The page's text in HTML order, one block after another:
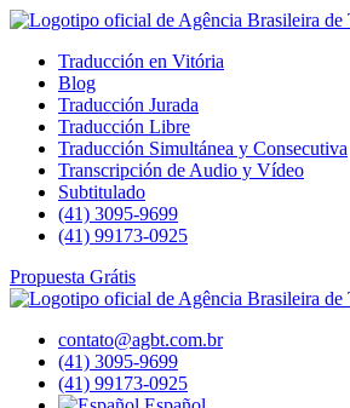
Traducción en Vitória
Blog
Traducción Jurada
Traducción Libre
Traducción Simultánea y Consecutiva
Transcripción de Audio y Vídeo
Subtitulado
(41) 3095-9699
(41) 99173-0925
Propuesta Grátis
contato@agbt.com.br
(41) 3095-9699
(41) 99173-0925